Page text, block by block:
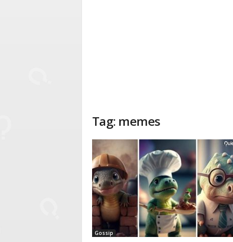
Tag: memes
Gossip